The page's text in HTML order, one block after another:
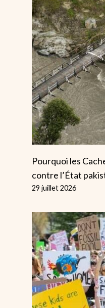
Rage Contre Les
Conservateurs
Lors Des
Hustings À
ParAlice 16 août
Pourquoi les
contre l’État
29 juillet 2026